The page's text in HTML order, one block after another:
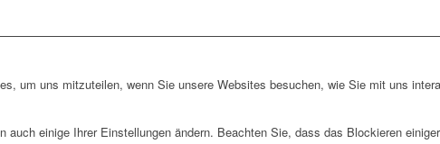
um uns mitzuteilen, wenn Sie unsere Websites besuchen, wie Sie mit uns
einige Ihrer Einstellungen ändern. Beachten Sie, dass das Blockieren